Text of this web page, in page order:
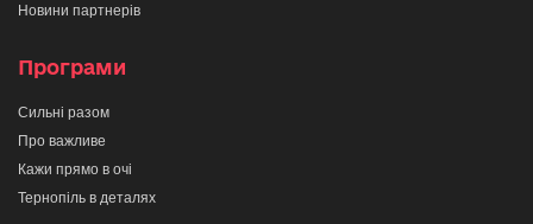
Новини партнерів
Програми
Сильні разом
Про важливе
Кажи прямо в очі
Тернопіль в деталях